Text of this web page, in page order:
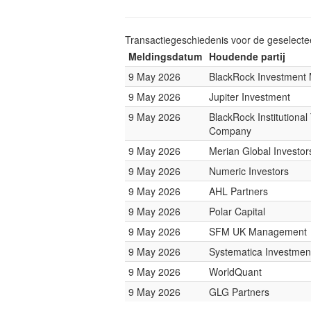
Transactiegeschiedenis voor de
Meldingsdatum Houdende partij
9 May 2026
BlackRock Investment
9 May 2026
Jupiter Investment
9 May 2026
BlackRock Institutional
Company
9 May 2026
Merian Global
9 May 2026
Numeric Investors
9 May 2026
AHL Partners
9 May 2026
Polar Capital
9 May 2026
SFM UK Management
9 May 2026
Systematica
9 May 2026
WorldQuant
9 May 2026
GLG Partners